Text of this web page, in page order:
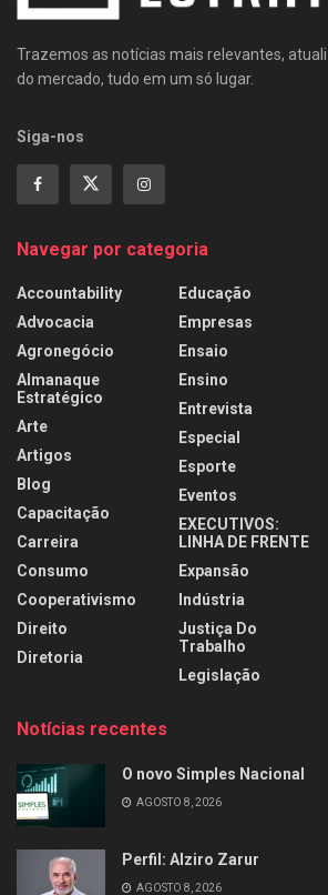
Trazemos as notícias mais relevantes,
do mercado, tudo em um só lugar.
Siga-nos
Navegar por categoria
Accountability
Advocacia
Agronegócio
Almanaque
Estratégico
Arte
Artigos
Blog
Capacitação
Carreira
Consumo
Cooperativismo
Direito
Diretoria
Educação
Empresas
Ensaio
Ensino
Entrevista
Especial
Esporte
Eventos
EXECUTIVOS:
LINHA DE FRENTE
Expansão
Indústria
Justiça Do
Trabalho
Legislação
Notícias recentes
O novo Simples Nacional
AGOSTO 8, 2026
Perfil: Alziro Zarur
AGOSTO 8, 2026